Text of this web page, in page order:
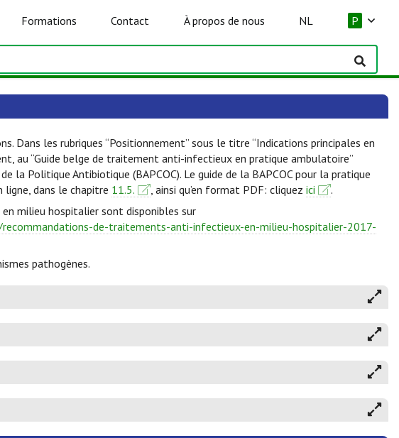
Formations Contact À propos de nous NL P
Dans les rubriques “Positionnement” sous le titre “Indications principales en
au “Guide belge de traitement anti-infectieux en pratique ambulatoire”
la Politique Antibiotique (BAPCOC). Le guide de la BAPCOC pour la pratique
dans le chapitre 11.5. , ainsi qu’en format PDF: cliquez ici
.
milieu hospitalier sont disponibles sur
de-traitements-anti-infectieux-en-milieu-hospitalier-2017-
pathogènes.